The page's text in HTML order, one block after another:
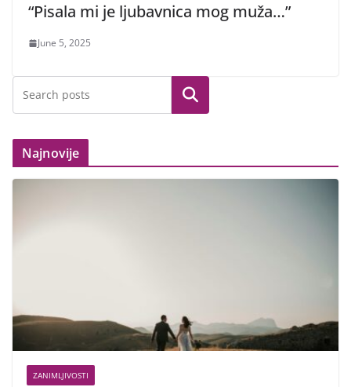
“Pisala mi je ljubavnica mog muža…”
June 5, 2025
Search
Najnovije
ZANIMLJIVOSTI